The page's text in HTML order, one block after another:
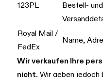
123PL
Bestell- und
Royal Mail /
FedEx
Name,
Wir verkaufen Ihre
nicht. Wir geben jedoch